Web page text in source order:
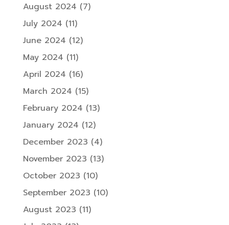
August 2024 (7)
July 2024 (11)
June 2024 (12)
May 2024 (11)
April 2024 (16)
March 2024 (15)
February 2024 (13)
January 2024 (12)
December 2023 (4)
November 2023 (13)
October 2023 (10)
September 2023 (10)
August 2023 (11)